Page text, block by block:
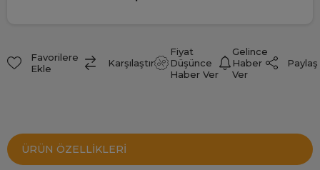
Favorilere
Ekle
Karşılaştır
Fiyat
Düşünce
Haber Ver
Gelince
Haber
Ver
Paylaş
ÜRÜN ÖZELLIKLERI